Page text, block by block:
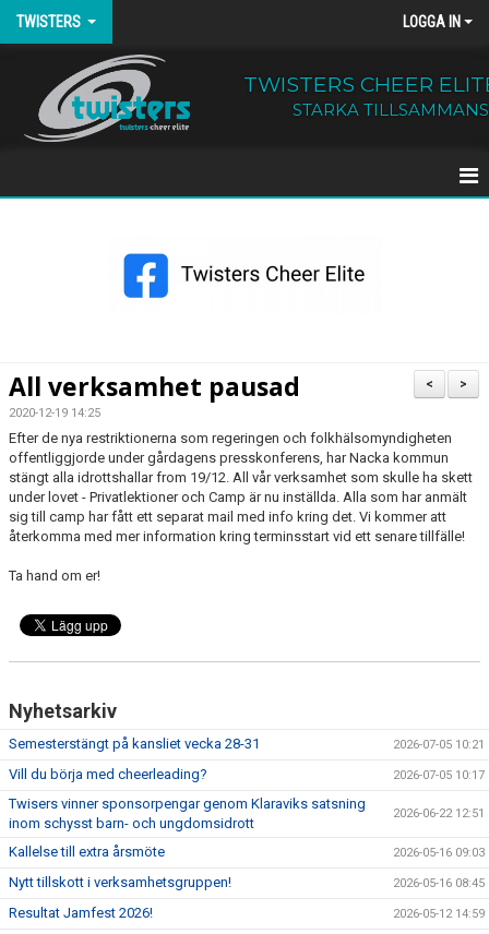
TWISTERS LOGGA IN
TWISTERS CHEER
STARKA TILLSAMMANS
KALENDER
KONTAKT
EXTRATRÄNING
>
<
All verksamhet pausad
2020-12-19 14:25
Efter de nya restriktionerna som regeringen och folkhälsomyndigheten
offentliggjorde under gårdagens presskonferens, har Nacka kommun
stängt alla idrottshallar from 19/12. All vår verksamhet som skulle ha skett
under lovet - Privatlektioner och Camp är nu inställda. Alla som har anmält
sig till camp har fått ett separat mail med info kring det. Vi kommer att
återkomma med mer information kring terminsstart vid ett senare tillfälle!
Ta hand om er!
Nyhetsarkiv
Semesterstängt på kansliet vecka 28-31 2026-07-05 10:21
Vill du börja med cheerleading? 2026-07-05 10:17
Twisers vinner sponsorpengar genom Klaraviks satsning
inom schysst barn- och ungdomsidrott
2026-06-22 12:51
Kallelse till extra årsmöte 2026-05-16 09:03
Nytt tillskott i verksamhetsgruppen! 2026-05-16 08:45
Resultat Jamfest 2026! 2026-05-12 14:59